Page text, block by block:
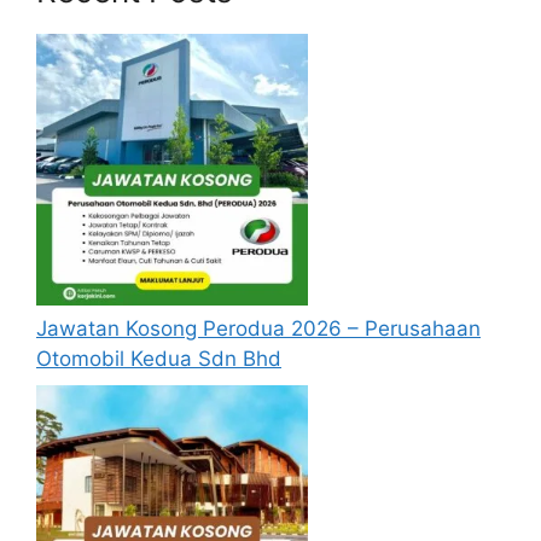
ijazah sarjana muda kepujian yang
diiktiraf oleh Kerajaan daripada institusi
pengajian tinggi tempatan atau kelayakan
yang diiktiraf setaraf dengannya. (Gaji
Permulaan pada Gred M41 :
RM2,422.00); atau
ijazah sarjana yang diiktiraf oleh Kerajaan
daripada institusi pengajian tinggi
tempatan atau kelayakan yang diiktiraf
setaraf dengannya. (Gaji Permulaan pada
Gred M41 : RM2,733.14); atau
ijazah doktor falsafah (PhD) yang diiktiraf
oleh Kerajaan daripada institusi pengajian
tinggi tempatan atau kelayakan yang
diiktiraf setaraf dengannya. (Gaji
Permulaan pada Gred M41 :
RM3,044.48);
Jawatan Kosong Perodua 2026 – Perusahaan
Otomobil Kedua Sdn Bhd